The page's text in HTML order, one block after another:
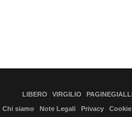
LIBERO VIRGILIO
Chi siamo
Note Legali Privacy